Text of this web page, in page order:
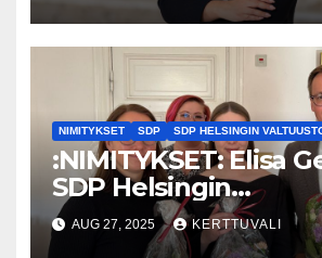
NIMITYKSET SDP SDP HELSINGIN
:NIMITYKSET: Elisa
SDP Helsingin
valtuustoryhmän
puheenjohtajaksi
AUG 27, 2025 KERTTUVALI